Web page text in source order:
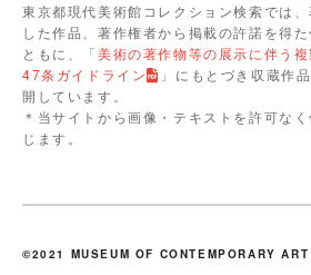
東京都現代美術館コレクション検索では
した作品、著作権者から掲載の許諾を得
ともに、「美術の著作物等の展示に伴う
47条ガイドライン
」にもとづき収蔵作
開しています。
＊当サイトから画像・テキストを許可な
じます。
©2021 MUSEUM OF CONTEMPORARY